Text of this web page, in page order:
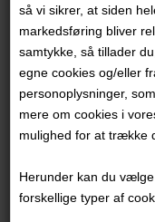
så vi sikrer, at siden
markedsføring bliver
samtykke, så tillader
egne cookies og/eller
personoplysninger,
mere om cookies i
mulighed for at trække
Herunder kan du
forskellige typer af
Emne
Besked